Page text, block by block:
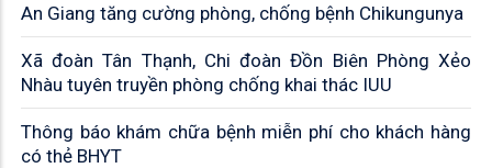
An Giang tăng cường phòng, chống bệnh Chikungunya
Xã đoàn Tân Thạnh, Chi đoàn Đồn Biên Phòng Xẻo
Nhàu tuyên truyền phòng chống khai thác IUU
Thông báo khám chữa bệnh miễn phí cho khách hàng
có thẻ BHYT